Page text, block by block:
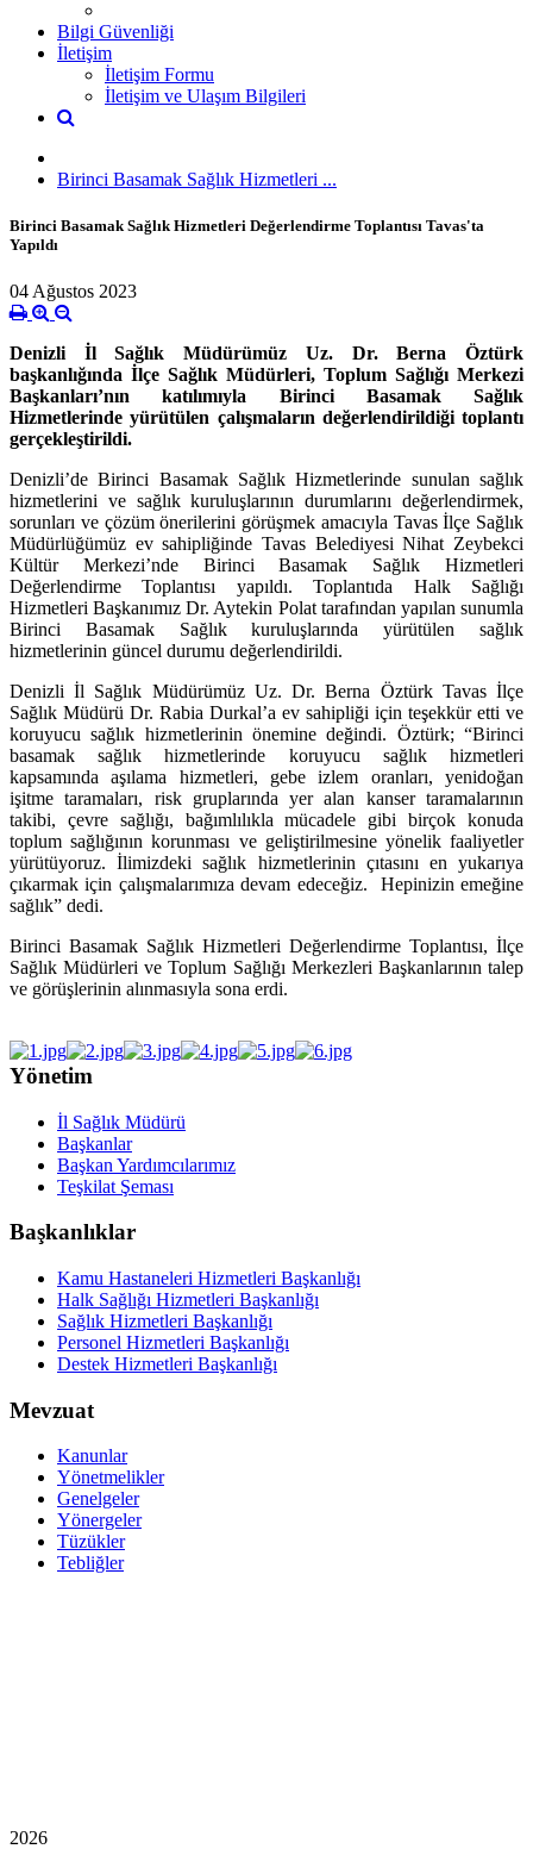
Bilgi Güvenliği
İletişim
İletişim Formu
İletişim ve Ulaşım Bilgileri
Birinci Basamak Sağlık Hizmetleri ...
Birinci Basamak Sağlık Hizmetleri Değerlendirme Toplantısı Tavas'ta
Yapıldı
04 Ağustos 2023
Denizli İl Sağlık Müdürümüz Uz. Dr. Berna Öztürk
başkanlığında İlçe Sağlık Müdürleri, Toplum Sağlığı Merkezi
Başkanları’nın katılımıyla Birinci Basamak Sağlık
Hizmetlerinde yürütülen çalışmaların değerlendirildiği toplantı
gerçekleştirildi.
Denizli’de Birinci Basamak Sağlık Hizmetlerinde sunulan sağlık
hizmetlerini ve sağlık kuruluşlarının durumlarını değerlendirmek,
sorunları ve çözüm önerilerini görüşmek amacıyla Tavas İlçe Sağlık
Müdürlüğümüz ev sahipliğinde Tavas Belediyesi Nihat Zeybekci
Kültür Merkezi’nde Birinci Basamak Sağlık Hizmetleri
Değerlendirme Toplantısı yapıldı. Toplantıda Halk Sağlığı
Hizmetleri Başkanımız Dr. Aytekin Polat tarafından yapılan sunumla
Birinci Basamak Sağlık kuruluşlarında yürütülen sağlık
hizmetlerinin güncel durumu değerlendirildi.
Denizli İl Sağlık Müdürümüz Uz. Dr. Berna Öztürk Tavas İlçe
Sağlık Müdürü Dr. Rabia Durkal’a ev sahipliği için teşekkür etti ve
koruyucu sağlık hizmetlerinin önemine değindi. Öztürk; “Birinci
basamak sağlık hizmetlerinde koruyucu sağlık hizmetleri
kapsamında aşılama hizmetleri, gebe izlem oranları, yenidoğan
işitme taramaları, risk gruplarında yer alan kanser taramalarının
takibi, çevre sağlığı, bağımlılıkla mücadele gibi birçok konuda
toplum sağlığının korunması ve geliştirilmesine yönelik faaliyetler
yürütüyoruz. İlimizdeki sağlık hizmetlerinin çıtasını en yukarıya
çıkarmak için çalışmalarımıza devam edeceğiz. Hepinizin emeğine
sağlık” dedi.
Birinci Basamak Sağlık Hizmetleri Değerlendirme Toplantısı, İlçe
Sağlık Müdürleri ve Toplum Sağlığı Merkezleri Başkanlarının talep
ve görüşlerinin alınmasıyla sona erdi.
Yönetim
İl Sağlık Müdürü
Başkanlar
Başkan Yardımcılarımız
Teşkilat Şeması
Başkanlıklar
Kamu Hastaneleri Hizmetleri Başkanlığı
Halk Sağlığı Hizmetleri Başkanlığı
Sağlık Hizmetleri Başkanlığı
Personel Hizmetleri Başkanlığı
Destek Hizmetleri Başkanlığı
Mevzuat
Kanunlar
Yönetmelikler
Genelgeler
Yönergeler
Tüzükler
Tebliğler
2026